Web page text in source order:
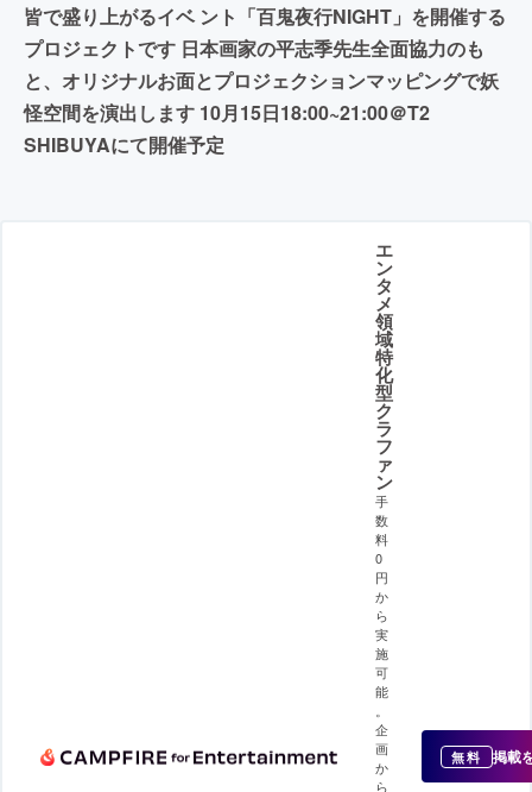
皆で盛り上がるイベ ント「百鬼夜行NIGHT」を開催する
プロジェクトです 日本画家の平志季先生全面協力のも
と、オリジナルお面とプロジェクションマッピングで妖
怪空間を演出します 10月15日18:00~21:00＠T2
SHIBUYAにて開催予定
エ
ン
タ
メ
領
域
特
化
型
ク
ラ
フ
ァ
ン
手
数
料
0
円
か
ら
実
施
可
能
。
企
画
か
ら
無料 掲載